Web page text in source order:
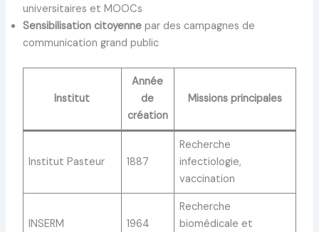
universitaires et MOOCs
Sensibilisation citoyennepar des campagnes de
communication grand public
Institut
Année
de
création
Missions principales
Institut Pasteur 1887
Recherche
infectiologie,
vaccination
INSERM 1964
Recherche
biomédicale et